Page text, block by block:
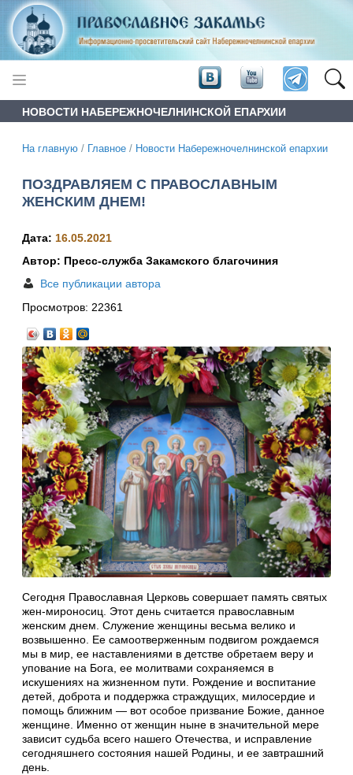
НОВОСТИ НАБЕРЕЖНОЧЕЛНИНСКОЙ ЕПАРХИИ
На главную / Главное / Новости Набережночелнинской епархии
ПОЗДРАВЛЯЕМ С ПРАВОСЛАВНЫМ
ЖЕНСКИМ ДНЕМ!
Дата: 16.05.2021
Автор: Пресс-служба Закамского благочиния
Все публикации автора
Просмотров: 22361
Сегодня Православная Церковь совершает память святых
жен-мироносиц. Этот день считается православным
женским днем. Служение женщины весьма велико и
возвышенно. Ее самоотверженным подвигом рождаемся
мы в мир, ее наставлениями в детстве обретаем веру и
упование на Бога, ее молитвами сохраняемся в
искушениях на жизненном пути. Рождение и воспитание
детей, доброта и поддержка страждущих, милосердие и
помощь ближним — вот особое призвание Божие, данное
женщине. Именно от женщин ныне в значительной мере
зависит судьба всего нашего Отечества, и исправление
сегодняшнего состояния нашей Родины, и ее завтрашний
день.